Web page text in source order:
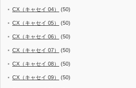
CX（キャセイ 04） (50)
CX（キャセイ 05） (50)
CX（キャセイ 06） (50)
CX（キャセイ 07） (50)
CX（キャセイ 08） (50)
CX（キャセイ 09） (50)